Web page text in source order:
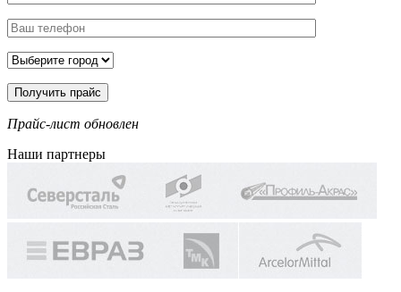
Прайс-лист обновлен
Наши партнеры